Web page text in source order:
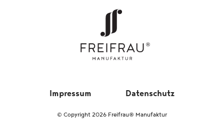
Impressum Datenschutz
© Copyright 2026 Freifrau® Manufaktur